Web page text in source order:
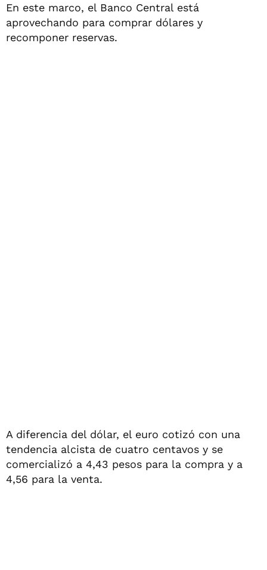
En este marco, el Banco Central está
aprovechando para comprar dólares y
recomponer reservas.
A diferencia del dólar, el euro cotizó con una
tendencia alcista de cuatro centavos y se
comercializó a 4,43 pesos para la compra y a
4,56 para la venta.